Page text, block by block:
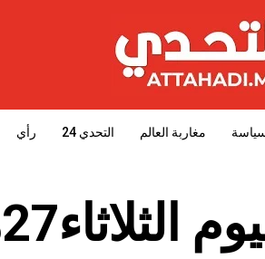
مغاربة العالم التحدي 24 رأي